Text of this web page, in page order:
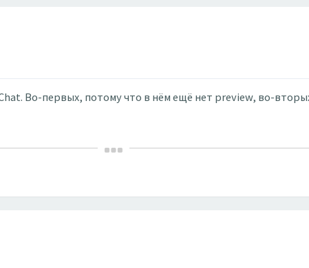
Во-первых, потому что в нём ещё нет preview, во-